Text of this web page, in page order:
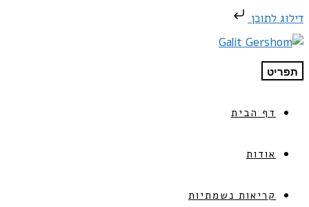
דילוג לתוכן
תפריט
דף הבית
אודות
קריאות נשמתיות